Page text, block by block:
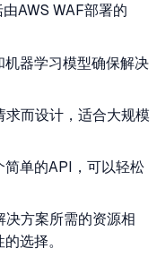
AWS WAF部署的
机器学习模型确保解决
求而设计，适合大规模
简单的API，可以轻松
决方案所需的资源相
选择。